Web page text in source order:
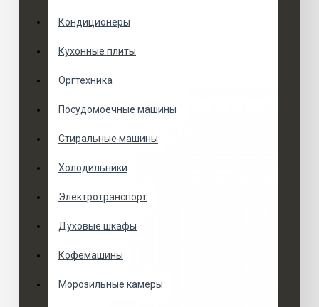
Кондиционеры
Кухонные плиты
Оргтехника
Посудомоечные машины
Стиральные машины
Холодильники
Электротранспорт
Духовые шкафы
Кофемашины
Морозильные камеры